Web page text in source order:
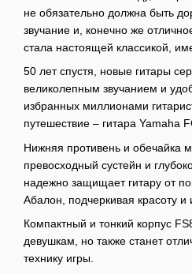
не обязательно должна быть
звучание и, конечно же
стала настоящей классикой,
50 лет спустя, новые гитары
великолепным звучанием и
избранных миллионами
путешествие – гитара
Нижняя противень и обечайка
превосходный сустейн и
надежно защищает гитару от
Абалон, подчеркивая красоту и
Компактный и тонкий корпус
девушкам, но также станет
технику игры.